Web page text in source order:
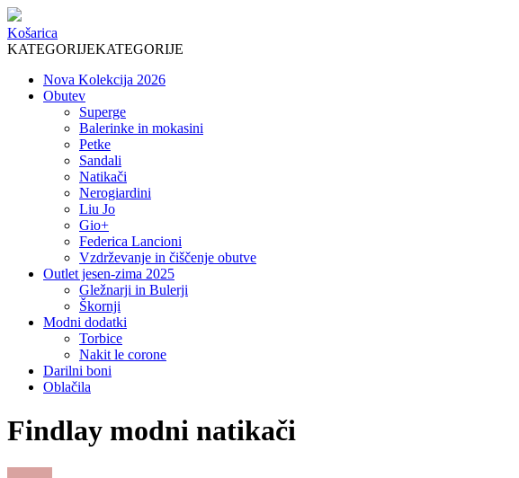
Košarica
KATEGORIJEKATEGORIJE
Nova Kolekcija 2026
Obutev
Superge
Balerinke in mokasini
Petke
Sandali
Natikači
Nerogiardini
Liu Jo
Gio+
Federica Lancioni
Vzdrževanje in čiščenje obutve
Outlet jesen-zima 2025
Gležnarji in Bulerji
Škornji
Modni dodatki
Torbice
Nakit le corone
Darilni boni
Oblačila
Findlay modni natikači